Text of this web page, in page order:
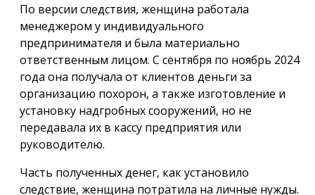
По версии следствия, женщина работала
менеджером у индивидуального
предпринимателя и была материально
ответственным лицом. С сентября по ноябрь 2024
года она получала от клиентов деньги за
организацию похорон, а также изготовление и
установку надгробных сооружений, но не
передавала их в кассу предприятия или
руководителю.
Часть полученных денег, как установило
следствие, женщина потратила на личные нужды.